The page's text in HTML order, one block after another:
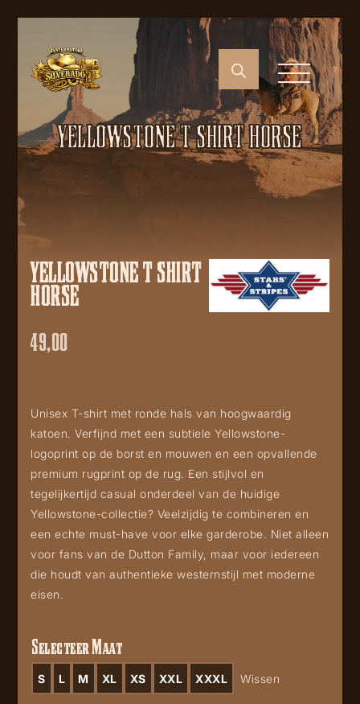
YELLOWSTONE T SHIRT HORSE
YELLOWSTONE T SHIRT
HORSE
49,00
Unisex T-shirt met ronde hals van hoogwaardig
katoen. Verfijnd met een subtiele Yellowstone-
logoprint op de borst en mouwen en een opvallende
premium rugprint op de rug. Een stijlvol en
tegelijkertijd casual onderdeel van de huidige
Yellowstone-collectie? Veelzijdig te combineren en
een echte must-have voor elke garderobe. Niet alleen
voor fans van de Dutton Family, maar voor iedereen
die houdt van authentieke westernstijl met moderne
eisen.
Selecteer Maat
S L M XL XS XXL XXXL Wissen